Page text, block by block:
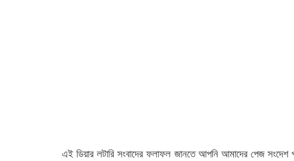
এই ডিয়ার লটারি সংবাদের ফলাফল জানতে আপনি আমাদের পেজ সংদেশ